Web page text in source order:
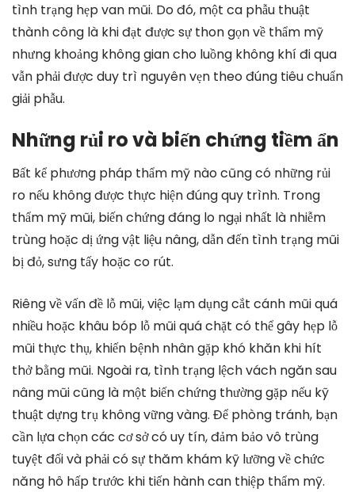
tình trạng hẹp van mũi. Do đó, một ca phẫu thuật
thành công là khi đạt được sự thon gọn về thẩm mỹ
nhưng khoảng không gian cho luồng không khí đi qua
vẫn phải được duy trì nguyên vẹn theo đúng tiêu chuẩn
giải phẫu.
Những rủi ro và biến chứng tiềm ẩn
Bất kể phương pháp thẩm mỹ nào cũng có những rủi
ro nếu không được thực hiện đúng quy trình. Trong
thẩm mỹ mũi, biến chứng đáng lo ngại nhất là nhiễm
trùng hoặc dị ứng vật liệu nâng, dẫn đến tình trạng mũi
bị đỏ, sưng tấy hoặc co rút.
Riêng về vấn đề lỗ mũi, việc lạm dụng cắt cánh mũi quá
nhiều hoặc khâu bóp lỗ mũi quá chặt có thể gây hẹp lỗ
mũi thực thụ, khiến bệnh nhân gặp khó khăn khi hít
thở bằng mũi. Ngoài ra, tình trạng lệch vách ngăn sau
nâng mũi cũng là một biến chứng thường gặp nếu kỹ
thuật dựng trụ không vững vàng. Để phòng tránh, bạn
cần lựa chọn các cơ sở có uy tín, đảm bảo vô trùng
tuyệt đối và phải có sự thăm khám kỹ lưỡng về chức
năng hô hấp trước khi tiến hành can thiệp thẩm mỹ.